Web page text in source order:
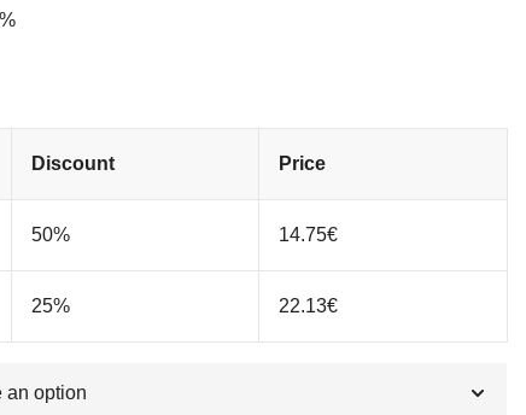
Discount Price
50% 14.75€
25% 22.13€